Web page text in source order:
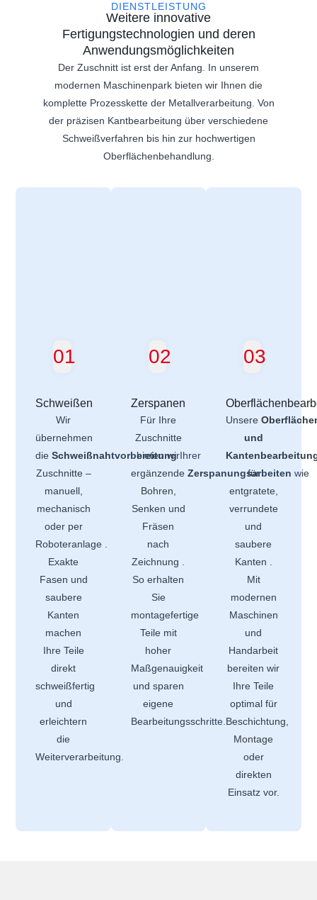
DIENSTLEISTUNG
Weitere innovative
Fertigungstechnologien und deren
Anwendungsmöglichkeiten
Der Zuschnitt ist erst der Anfang. In unserem
modernen Maschinenpark bieten wir Ihnen die
komplette Prozesskette der Metallverarbeitung. Von
der präzisen Kantbearbeitung über verschiedene
Schweißverfahren bis hin zur hochwertigen
Oberflächenbehandlung.
01
Schweißen
Wir
übernehmen
dieSchweißnahtvorbereitungIhrer
Zuschnitte –
manuell,
mechanisch
oder per
Roboteranlage .
Exakte
Fasen und
saubere
Kanten
machen
Ihre Teile
direkt
schweißfertig
und
erleichtern
die
Weiterverarbeitung.
02
Zerspanen
Für Ihre
Zuschnitte
bieten wir
ergänzende Zerspanungsarbeiten wie
Bohren,
Senken und
Fräsen
nach
Zeichnung .
So erhalten
Sie
montagefertige
Teile mit
hoher
Maßgenauigkeit
und sparen
eigene
Bearbeitungsschritte.
03
Unsere
und
für
entgratete,
verrundete
und
saubere
Kanten .
Mit
modernen
Maschinen
und
Handarbeit
bereiten wir
Ihre Teile
optimal für
Beschichtung,
Montage
oder
direkten
Einsatz vor.